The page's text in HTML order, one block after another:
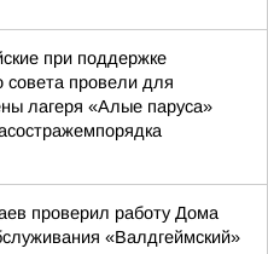
при поддержке
совета провели для
лагеря «Алые паруса»
проверил работу Дома
«Валдгеймский»